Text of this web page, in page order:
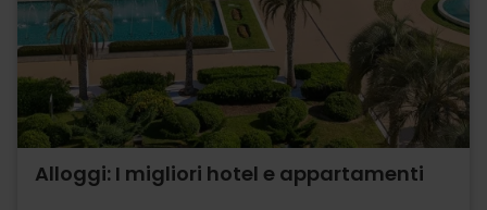
Alloggi: I migliori hotel e appartamenti